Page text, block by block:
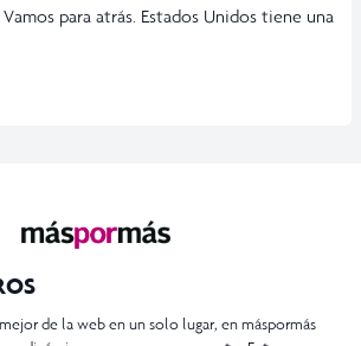
Vamos para atrás. Estados Unidos tiene una
de la web en un solo lugar, en máspormás